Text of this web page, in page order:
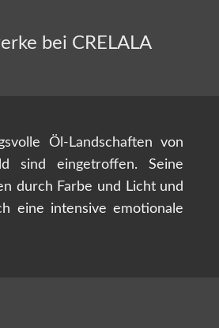
bei CRELALA
Öl-Landschaften von
sind eingetroffen. Seine
durch Farbe und Licht und
eine intensive emotionale